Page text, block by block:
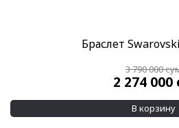
Браслет
3 790 000
2 274 000
В корзину